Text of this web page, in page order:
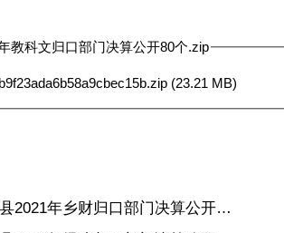
教科文归口部门决算公开80个.zip
(23.21 MB)
2021年乡财归口部门决算公开…